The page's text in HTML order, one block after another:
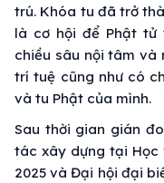
trú. Khóa tu đã trở
là cơ hội để Phật tử
chiều sâu nội tâm và
trí tuệ cũng như có
và tu Phật của mình.
Sau thời gian gián
tác xây dựng tại Học
2025 và Đại hội đại